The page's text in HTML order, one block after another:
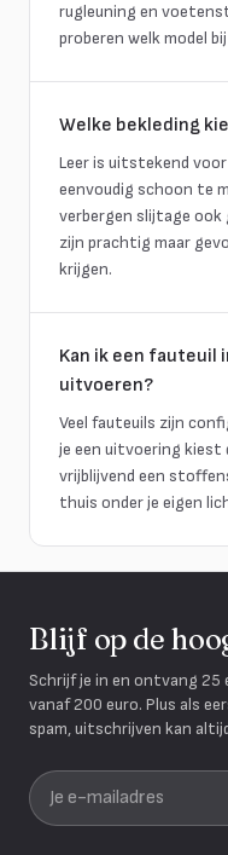
rugleuning en
proberen welk model
Welke bekleding
Leer is uitstekend
eenvoudig schoon te
verbergen slijtage
zijn prachtig maar
krijgen.
Kan ik een fauteuil
uitvoeren?
Veel fauteuils zijn
je een uitvoering kiest
vrijblijvend een
thuis onder je eigen
Blijf op de
Schrijf je in en ontvang
vanaf 200 euro. Plus als
spam, uitschrijven kan
Je e-mailadres